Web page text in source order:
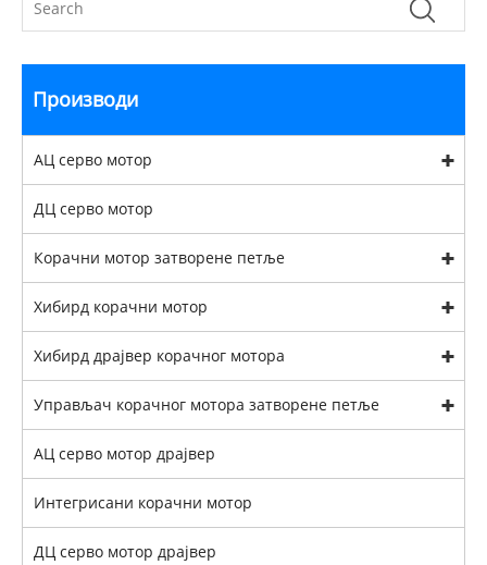
Производи
АЦ серво мотор
ДЦ серво мотор
Корачни мотор затворене петље
Хибирд корачни мотор
Хибирд драјвер корачног мотора
Управљач корачног мотора затворене петље
АЦ серво мотор драјвер
Интегрисани корачни мотор
ДЦ серво мотор драјвер